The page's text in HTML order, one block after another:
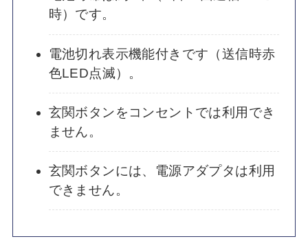
時）です。
電池切れ表示機能付きです（送信時赤
色LED点滅）。
玄関ボタンをコンセントでは利用でき
ません。
玄関ボタンには、電源アダプタは利用
できません。